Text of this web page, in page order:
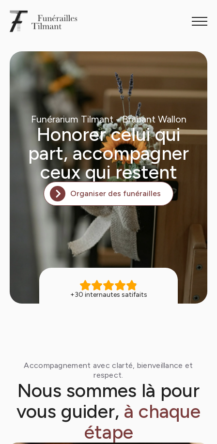
Funérarium Tilmant - Brabant Wallon
Honorer celui qui
part, accompagner
ceux qui restent
Organiser des funérailles
+30 internautes satifaits
Accompagnement avec clarté, bienveillance et
respect.
Nous sommes là pour
vous guider, à chaque
étape